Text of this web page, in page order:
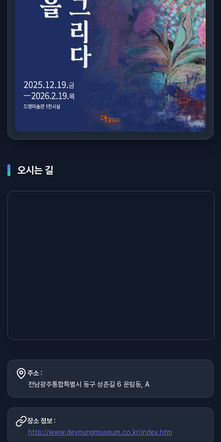
오시는 길
주소 :
전남광주통합특별시 동구 성촌길 6 운림동, A
장소 정보 :
http://www.deyoungmuseum.co.kr/index.htm